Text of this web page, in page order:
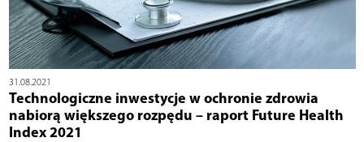
31.08.2021
Technologiczne inwestycje w ochronie zdrowia
nabiorą większego rozpędu – raport Future Health
Index 2021